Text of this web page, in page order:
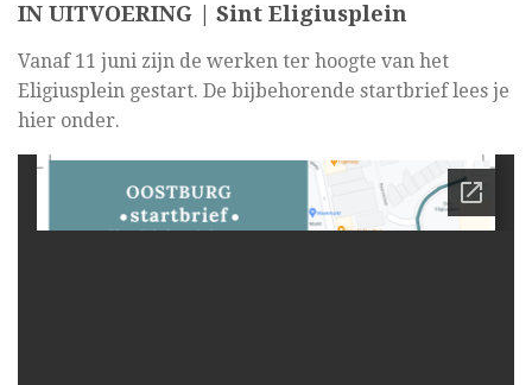
IN UITVOERING | Sint Eligiusplein
Vanaf 11 juni zijn de werken ter hoogte van het
Eligiusplein gestart. De bijbehorende startbrief lees je
hier onder.